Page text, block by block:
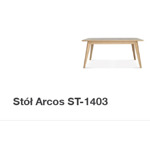
Stół Arcos ST-1403